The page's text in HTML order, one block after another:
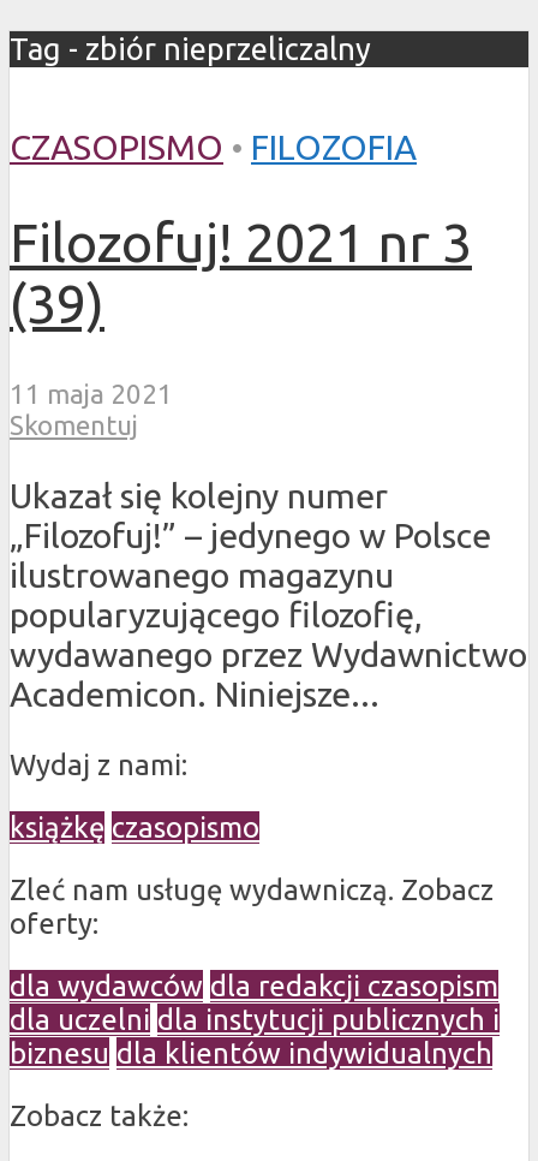
Tag - zbiór nieprzeliczalny
CZASOPISMO • FILOZOFIA
Filozofuj! 2021 nr 3
(39)
11 maja 2021
Skomentuj
Ukazał się kolejny numer
„Filozofuj!” – jedynego w Polsce
ilustrowanego magazynu
popularyzującego filozofię,
wydawanego przez Wydawnictwo
Academicon. Niniejsze...
Wydaj z nami:
książkę czasopismo
Zleć nam usługę wydawniczą. Zobacz
oferty:
dla wydawców dla redakcji czasopism
dla uczelni dla instytucji publicznych i
biznesu dla klientów indywidualnych
Zobacz także: